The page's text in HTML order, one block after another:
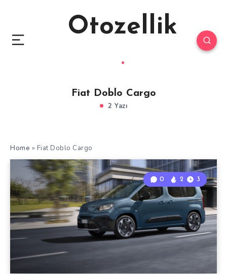
Otozellik
Fiat Doblo Cargo
2 Yazı
Home » Fiat Doblo Cargo
0 2 3